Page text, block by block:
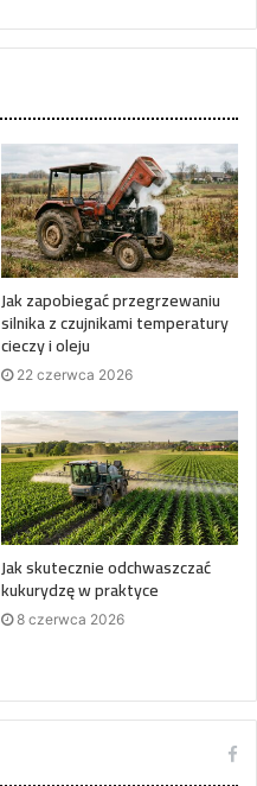
Jak zapobiegać przegrzewaniu
silnika z czujnikami temperatury
cieczy i oleju
22 czerwca 2026
Jak skutecznie odchwaszczać
kukurydzę w praktyce
8 czerwca 2026